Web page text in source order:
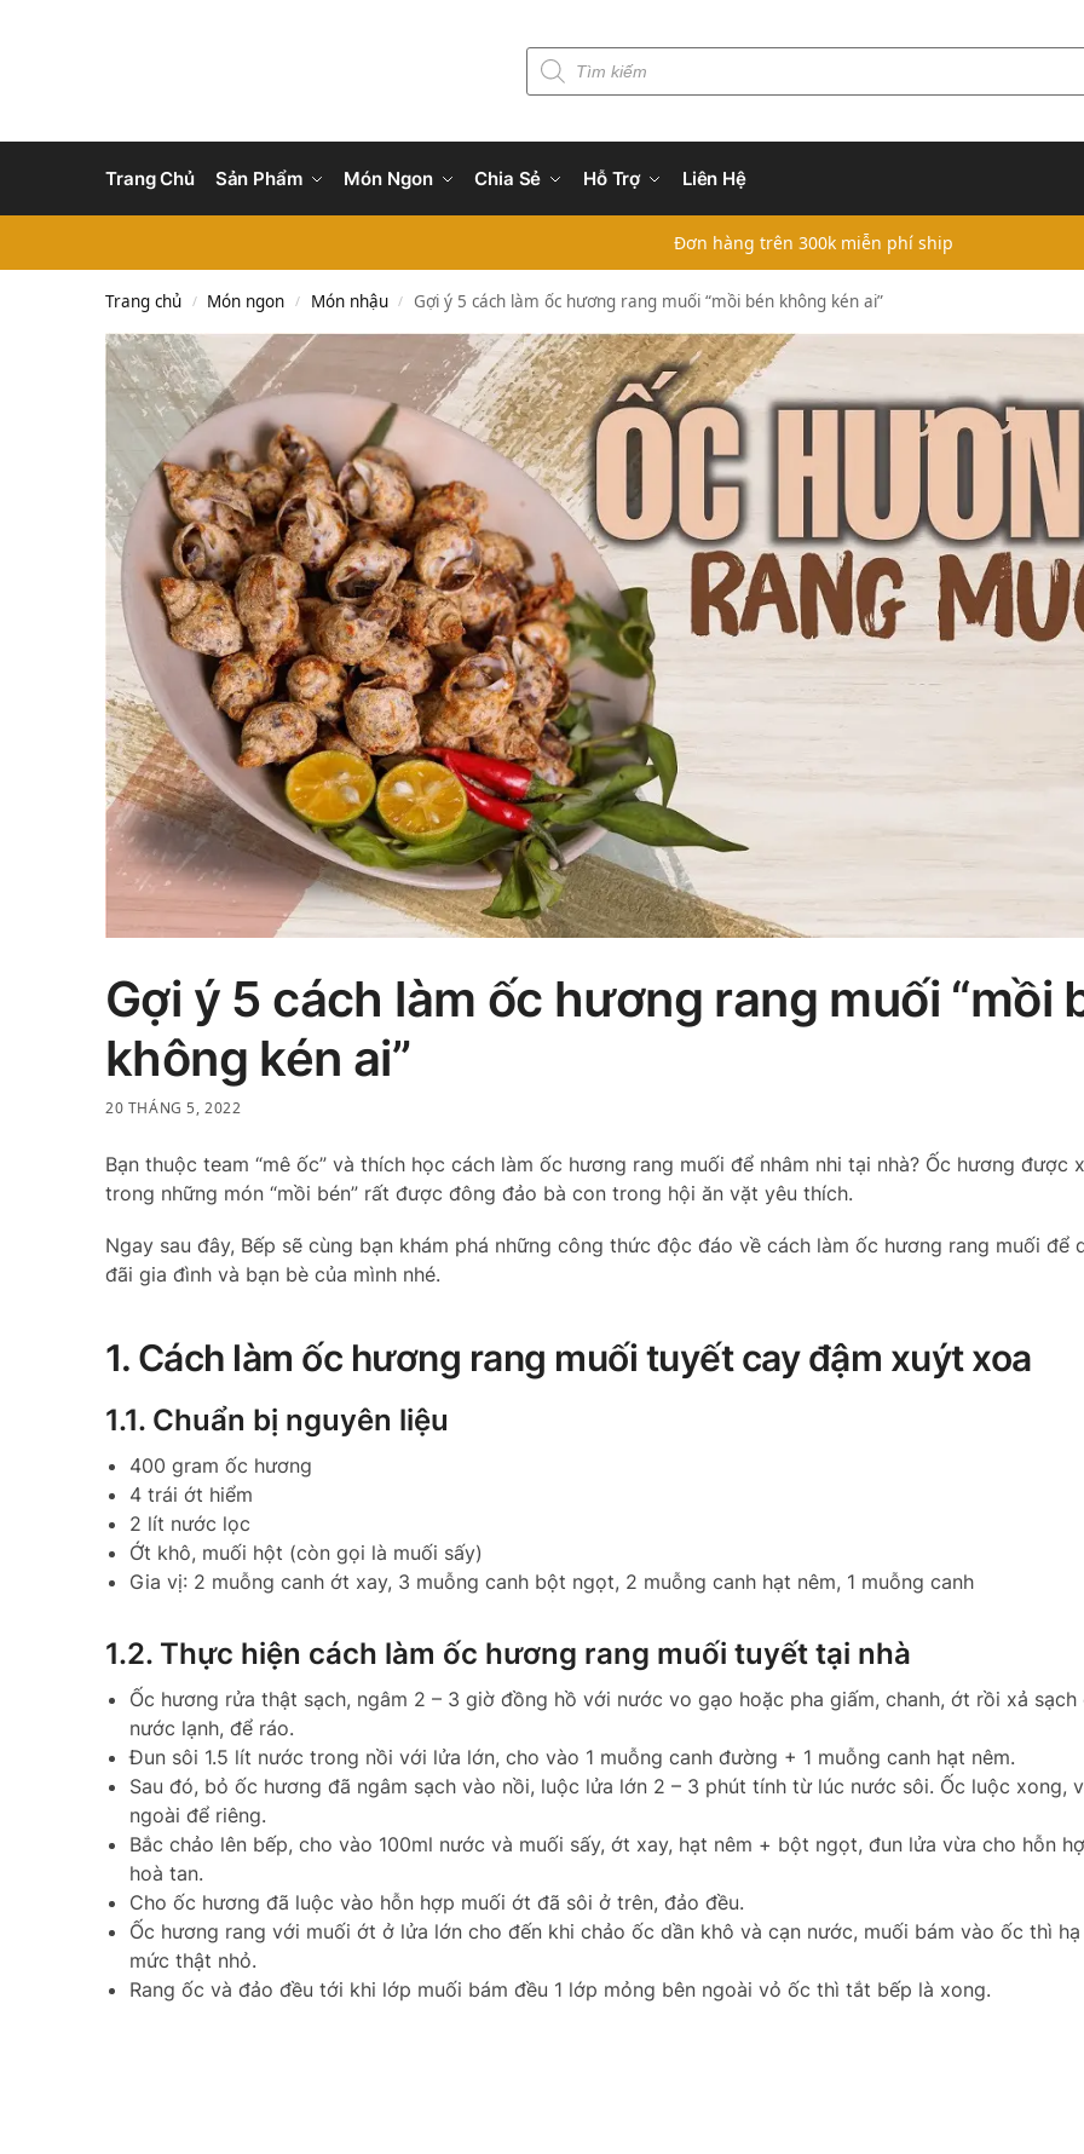
Trang Chủ Sản Phẩm Món Ngon Chia Sẻ Hỗ Trợ Liên Hệ
Đơn hàng trên 300k miễn phí ship
Trang chủ / Món ngon / Món nhậu / Gợi ý 5 cách làm ốc hương rang muối “mồi bén không kén ai”
Gợi ý 5 cách làm ốc hương rang muối “mồi
không kén ai”
20 THÁNG 5, 2022
Bạn thuộc team “mê ốc” và thích học cách làm ốc hương rang muối để nhâm nhi tại nhà? Ốc hương được
trong những món “mồi bén” rất được đông đảo bà con trong hội ăn vặt yêu thích.
Ngay sau đây, Bếp sẽ cùng bạn khám phá những công thức độc đáo về cách làm ốc hương rang muối để
đãi gia đình và bạn bè của mình nhé.
1. Cách làm ốc hương rang muối tuyết cay đậm xuýt xoa
1.1. Chuẩn bị nguyên liệu
400 gram ốc hương
4 trái ớt hiểm
2 lít nước lọc
Ớt khô, muối hột (còn gọi là muối sấy)
Gia vị: 2 muỗng canh ớt xay, 3 muỗng canh bột ngọt, 2 muỗng canh hạt nêm, 1 muỗng canh
1.2. Thực hiện cách làm ốc hương rang muối tuyết tại nhà
Ốc hương rửa thật sạch, ngâm 2 – 3 giờ đồng hồ với nước vo gạo hoặc pha giấm, chanh, ớt rồi xả
nước lạnh, để ráo.
Đun sôi 1.5 lít nước trong nồi với lửa lớn, cho vào 1 muỗng canh đường + 1 muỗng canh hạt nêm.
Sau đó, bỏ ốc hương đã ngâm sạch vào nồi, luộc lửa lớn 2 – 3 phút tính từ lúc nước sôi. Ốc luộc xong,
ngoài để riêng.
Bắc chảo lên bếp, cho vào 100ml nước và muối sấy, ớt xay, hạt nêm + bột ngọt, đun lửa vừa cho hỗn
hoà tan.
Cho ốc hương đã luộc vào hỗn hợp muối ớt đã sôi ở trên, đảo đều.
Ốc hương rang với muối ớt ở lửa lớn cho đến khi chảo ốc dần khô và cạn nước, muối bám vào ốc thì
mức thật nhỏ.
Rang ốc và đảo đều tới khi lớp muối bám đều 1 lớp mỏng bên ngoài vỏ ốc thì tắt bếp là xong.